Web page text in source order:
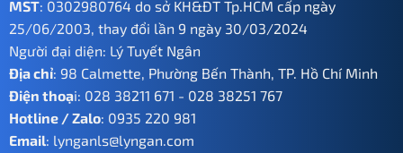
MST: 0302980764 do sở KH&ĐT Tp.HCM cấp ngày
25/06/2003, thay đổi lần 9 ngày 30/03/2024
Người đại diện: Lý Tuyết Ngân
Địa chỉ: 98 Calmette, Phường Bến Thành, TP. Hồ Chí Minh
Điện thoại: 028 38211 671 - 028 38251 767
Hotline / Zalo: 0935 220 981
Email: lynganls@lyngan.com